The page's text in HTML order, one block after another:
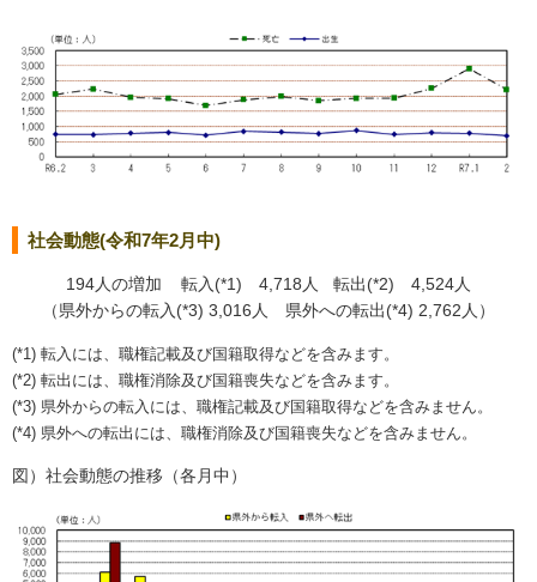
社会動態(令和7年2月中)
194人の増加 転入(*1) 4,718人 転出(*2) 4,524人
（県外からの転入(*3) 3,016人 県外への転出(*4) 2,762人）
(*1) 転入には、職権記載及び国籍取得などを含みます。
(*2) 転出には、職権消除及び国籍喪失などを含みます。
(*3) 県外からの転入には、職権記載及び国籍取得などを含みません。
(*4) 県外への転出には、職権消除及び国籍喪失などを含みません。
図）社会動態の推移（各月中）